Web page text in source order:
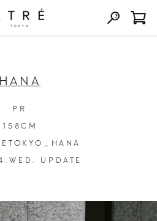
HANA
PR
158CM
UPDATE